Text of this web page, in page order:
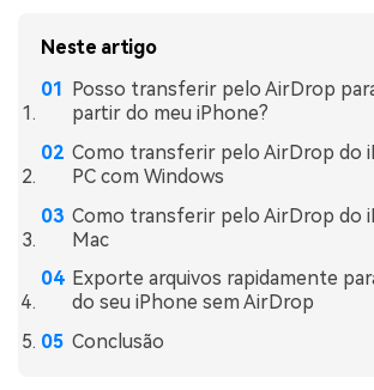
Neste artigo
Posso transferir pelo AirDrop
partir do meu iPhone?
Como transferir pelo AirDrop do
PC com Windows
Como transferir pelo AirDrop do
Mac
Exporte arquivos rapidamente
do seu iPhone sem AirDrop
Conclusão